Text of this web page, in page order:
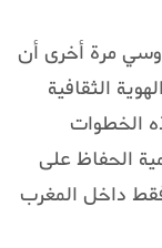
مرة أخرى أن
الثقافية
الخطوات
الحفاظ على
فقط داخل المغرب